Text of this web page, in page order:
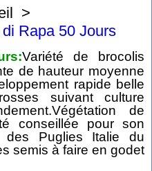
>
Rapa 50 Jours
Variété de brocolis
de hauteur moyenne
rapide belle
suivant culture
de
conseillée pour son
Puglies Italie du
semis à faire en godet